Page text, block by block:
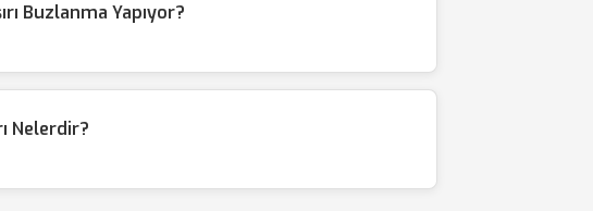
Buzlanma Yapıyor?
Nelerdir?